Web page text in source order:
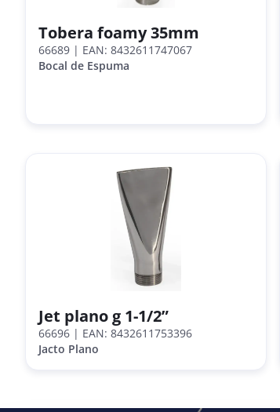
Tobera foamy 35mm
66689 | EAN: 8432611747067
Bocal de Espuma
Jet plano g 1-1/2”
66696 | EAN: 8432611753396
Jacto Plano